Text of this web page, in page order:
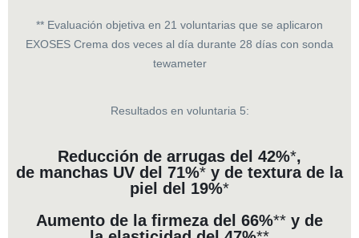
** Evaluación objetiva en 21 voluntarias que se aplicaron
EXOSES Crema dos veces al día durante 28 días con sonda
tewameter
Resultados en voluntaria 5:
Reducción de arrugas del 42%*,
de manchas UV del 71%* y de textura de la
piel del 19%*
Aumento de la firmezadel 66%** y de